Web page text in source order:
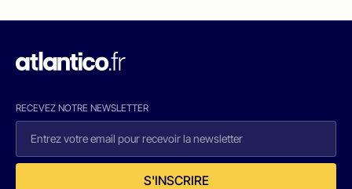
RECEVEZ NOTRE NEWSLETTER
S'INSCRIRE